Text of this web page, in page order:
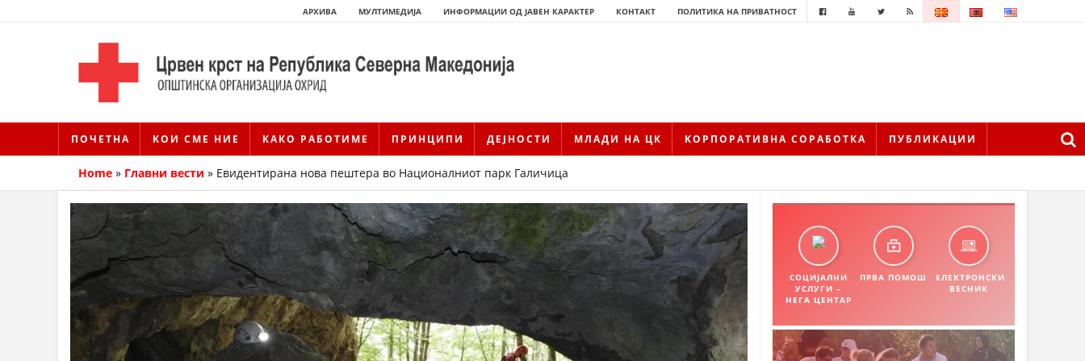
АРХИВА МУЛТИМЕДИЈА ИНФОРМАЦИИ ОД ЈАВЕН КАРАКТЕР КОНТАКТ ПОЛИТИКА НА ПРИВАТНОСТ
ПОЧЕТНА КОИ СМЕ НИЕ КАКО РАБОТИМЕ ПРИНЦИПИ ДЕЈНОСТИ МЛАДИ НА ЦК КОРПОРАТИВНА СОРАБОТКА ПУБЛИКАЦИИ
ИСТОРИЈАТ НА ЦКРМ
ИСТОРИЈАТ НА ДВИЖЕЊЕТО
Home » Главни вести » Евидентирана нова пештера во Националниот парк Галичица
СОЦИЈАЛНИ
УСЛУГИ –
НЕГА ЦЕНТАР
ПРВА ПОМОШ
ЕЛЕКТРОНСКИ
ВЕСНИК